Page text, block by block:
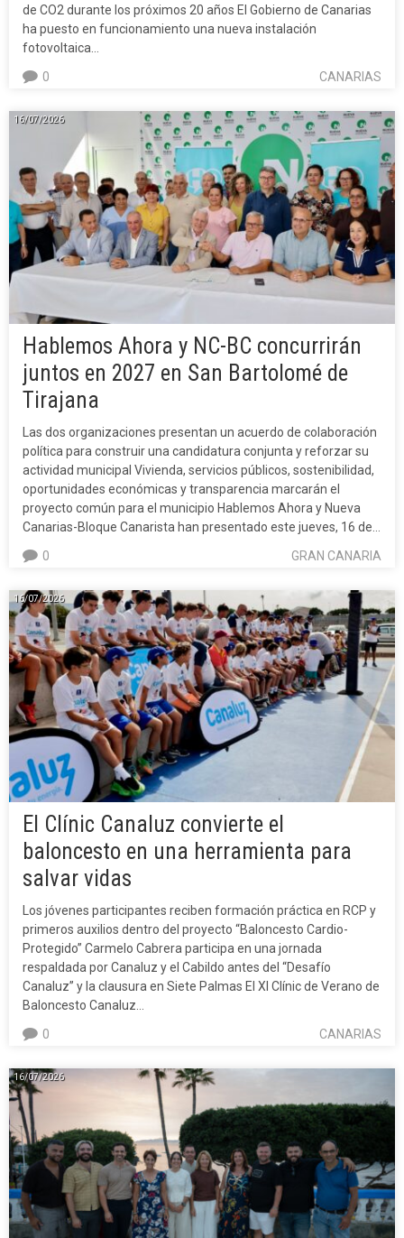
de CO2 durante los próximos 20 años El Gobierno de Canarias
ha puesto en funcionamiento una nueva instalación
fotovoltaica…
CANARIAS
0
16/07/2026
Hablemos Ahora y NC-BC concurrirán
juntos en 2027 en San Bartolomé de
Tirajana
Las dos organizaciones presentan un acuerdo de colaboración
política para construir una candidatura conjunta y reforzar su
actividad municipal Vivienda, servicios públicos, sostenibilidad,
oportunidades económicas y transparencia marcarán el
proyecto común para el municipio Hablemos Ahora y Nueva
Canarias-Bloque Canarista han presentado este jueves, 16 de…
GRAN CANARIA
0
16/07/2026
El Clínic Canaluz convierte el
baloncesto en una herramienta para
salvar vidas
Los jóvenes participantes reciben formación práctica en RCP y
primeros auxilios dentro del proyecto “Baloncesto Cardio-
Protegido” Carmelo Cabrera participa en una jornada
respaldada por Canaluz y el Cabildo antes del “Desafío
Canaluz” y la clausura en Siete Palmas El XI Clínic de Verano de
Baloncesto Canaluz…
CANARIAS
0
16/07/2026